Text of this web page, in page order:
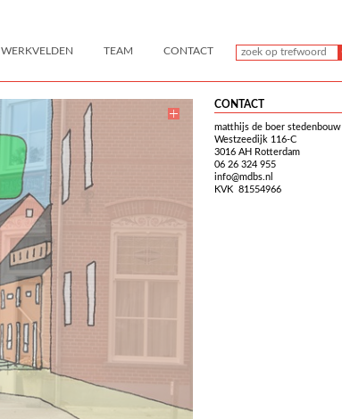
WERKVELDEN TEAM CONTACT
CONTACT
matthijs de boer stedenbouw
Westzeedijk 116-C
3016 AH Rotterdam
06 26 324 955
info@mdbs.nl
KVK 81554966